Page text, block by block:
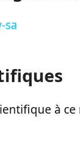
sa
à